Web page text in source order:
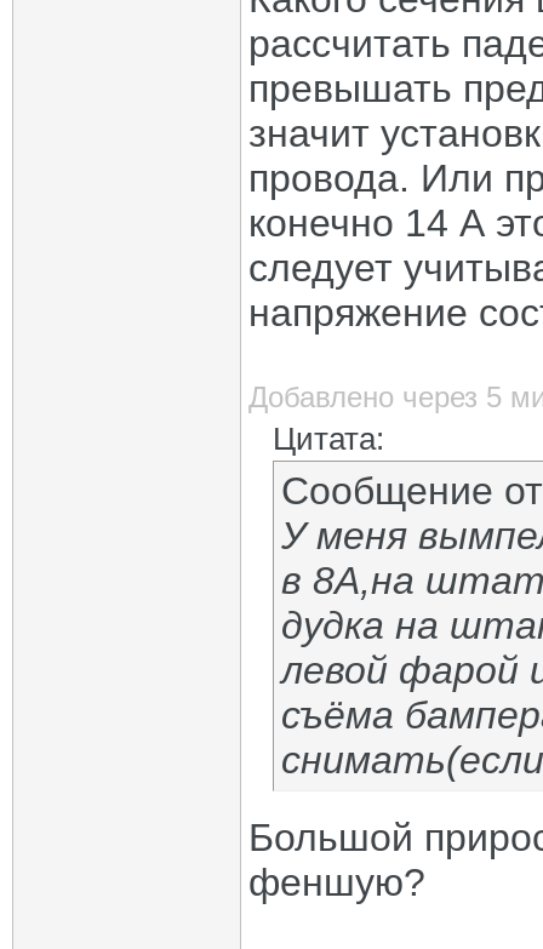
рассчитать
превышать
значит
провода. Или
конечно 14 А
следует
напряжение
Добавлено через 5
Цитата:
Сообщение
У меня
в 8А,на
дудка на
левой фарой
съёма
Большой
феншую?